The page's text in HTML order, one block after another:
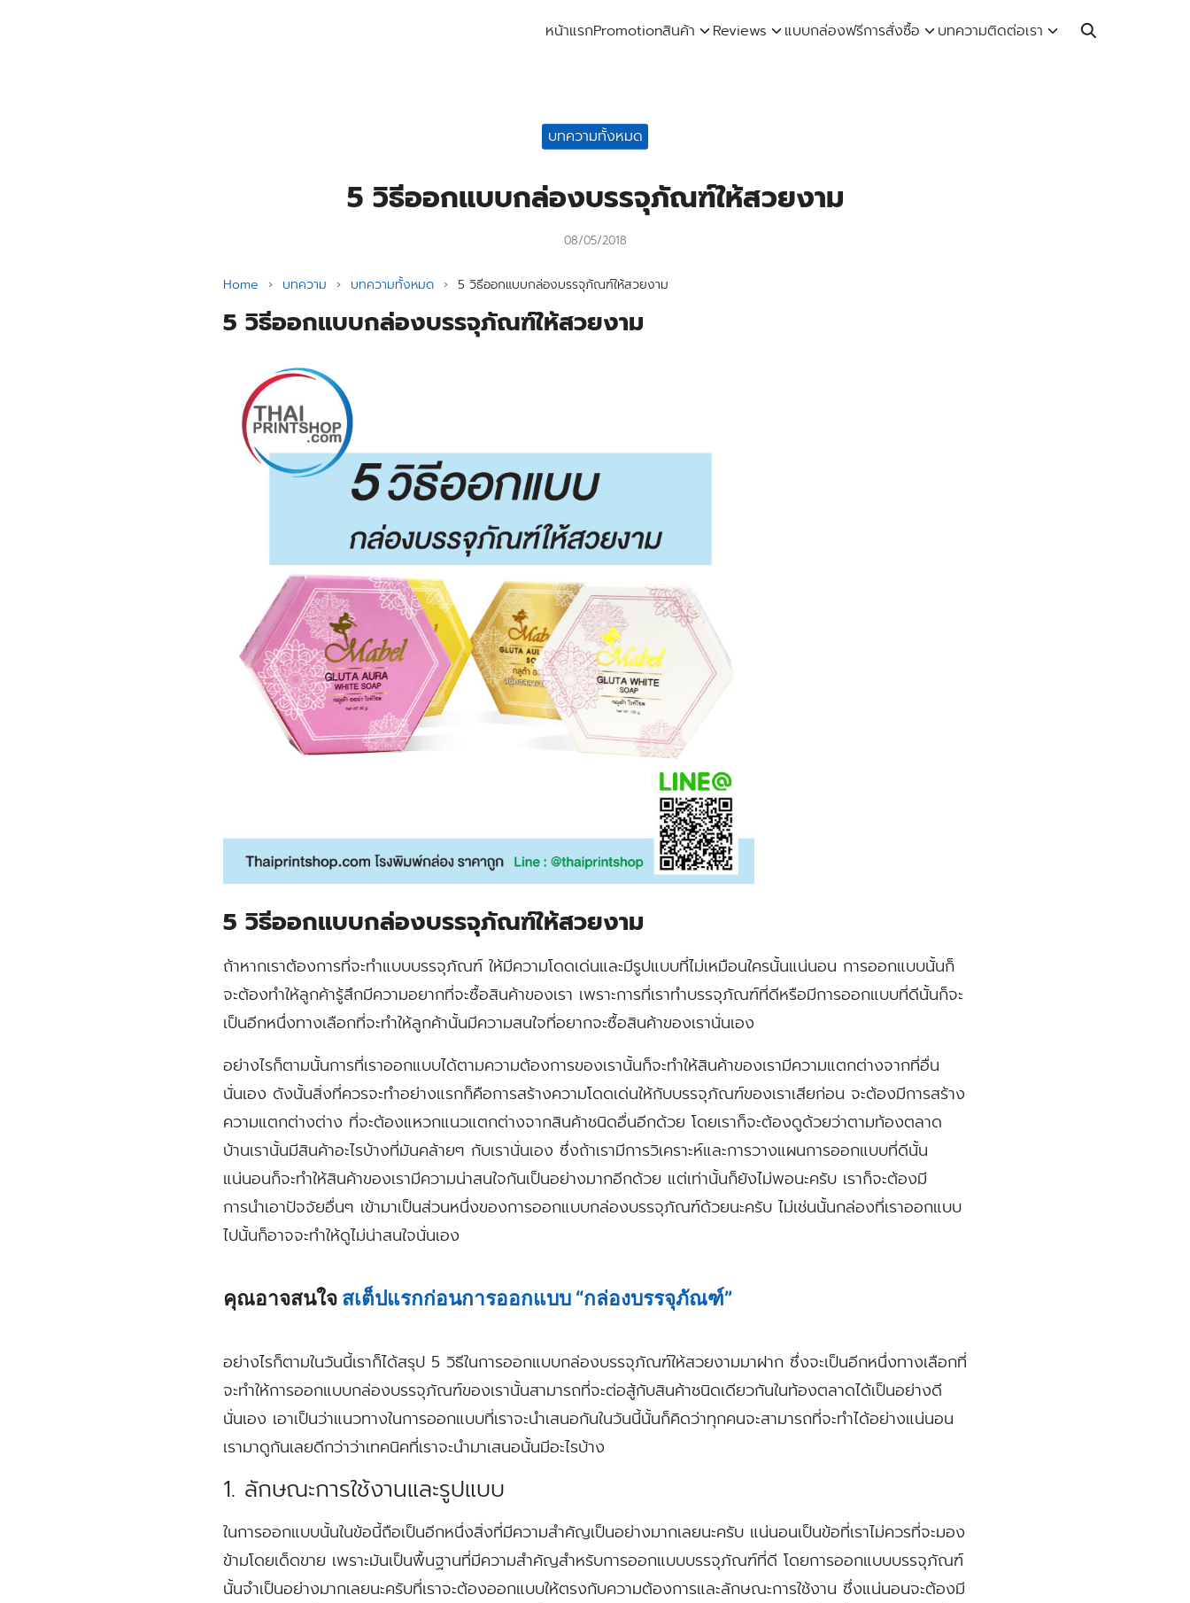
หน้าแรกPromotionสินค้า Reviews แบบกล่องฟรีการสั่งซื้อ บทความติดต่อเรา
บทความทั้งหมด
5 วิธีออกแบบกล่องบรรจุภัณฑ์ให้สวยงาม
08/05/2018
Home › บทความ › บทความทั้งหมด › 5 วิธีออกแบบกล่องบรรจุภัณฑ์ให้สวยงาม
5 วิธีออกแบบกล่องบรรจุภัณฑ์ให้สวยงาม
5 วิธีออกแบบกล่องบรรจุภัณฑ์ให้สวยงาม
ถ้าหากเราต้องการที่จะทำแบบบรรจุภัณฑ์ ให้มีความโดดเด่นและมีรูปแบบที่ไม่เหมือนใครนั้นแน่นอน การออกแบบนั้นก็
จะต้องทำให้ลูกค้ารู้สึกมีความอยากที่จะซื้อสินค้าของเรา เพราะการที่เราทำบรรจุภัณฑ์ที่ดีหรือมีการออกแบบที่ดีนั้นก็จะ
เป็นอีกหนึ่งทางเลือกที่จะทำให้ลูกค้านั้นมีความสนใจที่อยากจะซื้อสินค้าของเรานั่นเอง
อย่างไรก็ตามนั้นการที่เราออกแบบได้ตามความต้องการของเรานั้นก็จะทำให้สินค้าของเรามีความแตกต่างจากที่อื่น
นั่นเอง ดังนั้นสิ่งที่ควรจะทำอย่างแรกก็คือการสร้างความโดดเด่นให้กับบรรจุภัณฑ์ของเราเสียก่อน จะต้องมีการสร้าง
ความแตกต่างต่าง ที่จะต้องแหวกแนวแตกต่างจากสินค้าชนิดอื่นอีกด้วย โดยเราก็จะต้องดูด้วยว่าตามท้องตลาด
บ้านเรานั้นมีสินค้าอะไรบ้างที่มันคล้ายๆ กับเรานั่นเอง ซึ่งถ้าเรามีการวิเคราะห์และการวางแผนการออกแบบที่ดีนั้น
แน่นอนก็จะทำให้สินค้าของเรามีความน่าสนใจกันเป็นอย่างมากอีกด้วย แต่เท่านั้นก็ยังไม่พอนะครับ เราก็จะต้องมี
การนำเอาปัจจัยอื่นๆ เข้ามาเป็นส่วนหนึ่งของการออกแบบกล่องบรรจุภัณฑ์ด้วยนะครับ ไม่เช่นนั้นกล่องที่เราออกแบบ
ไปนั้นก็อาจจะทำให้ดูไม่น่าสนใจนั่นเอง
คุณอาจสนใจ สเต็ปแรกก่อนการออกแบบ “กล่องบรรจุภัณฑ์”
อย่างไรก็ตามในวันนี้เราก็ได้สรุป 5 วิธีในการออกแบบกล่องบรรจุภัณฑ์ให้สวยงามมาฝาก ซึ่งจะเป็นอีกหนึ่งทางเลือกที่
จะทำให้การออกแบบกล่องบรรจุภัณฑ์ของเรานั้นสามารถที่จะต่อสู้กับสินค้าชนิดเดียวกันในท้องตลาดได้เป็นอย่างดี
นั่นเอง เอาเป็นว่าแนวทางในการออกแบบที่เราจะนำเสนอกันในวันนี้นั้นก็คิดว่าทุกคนจะสามารถที่จะทำได้อย่างแน่นอน
เรามาดูกันเลยดีกว่าว่าเทคนิคที่เราจะนำมาเสนอนั้นมีอะไรบ้าง
1. ลักษณะการใช้งานและรูปแบบ
ในการออกแบบนั้นในข้อนี้ถือเป็นอีกหนึ่งสิ่งที่มีความสำคัญเป็นอย่างมากเลยนะครับ แน่นอนเป็นข้อที่เราไม่ควรที่จะมอง
ข้ามโดยเด็ดขาย เพราะมันเป็นพื้นฐานที่มีความสำคัญสำหรับการออกแบบบรรจุภัณฑ์ที่ดี โดยการออกแบบบรรจุภัณฑ์
นั้นจำเป็นอย่างมากเลยนะครับที่เราจะต้องออกแบบให้ตรงกับความต้องการและลักษณะการใช้งาน ซึ่งแน่นอนจะต้องมี